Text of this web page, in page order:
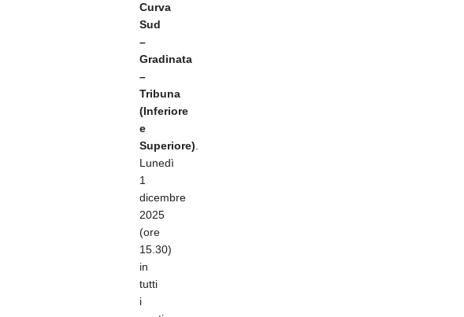
Curva
Sud
–
Gradinata
–
Tribuna
(Inferiore
e
Superiore).
Lunedì
1
dicembre
2025
(ore
15.30)
in
tutti
i